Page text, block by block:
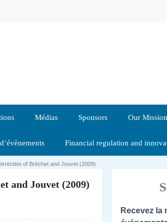
Médias Sponsors Our Mission
Financial regulation and
of Bréchet and Jouvet (2009)
and Jouvet (2009)
Recevez la